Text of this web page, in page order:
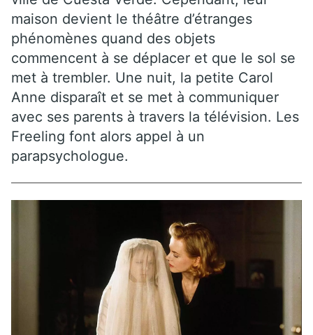
maison devient le théâtre d’étranges
phénomènes quand des objets
commencent à se déplacer et que le sol se
met à trembler. Une nuit, la petite Carol
Anne disparaît et se met à communiquer
avec ses parents à travers la télévision. Les
Freeling font alors appel à un
parapsychologue.